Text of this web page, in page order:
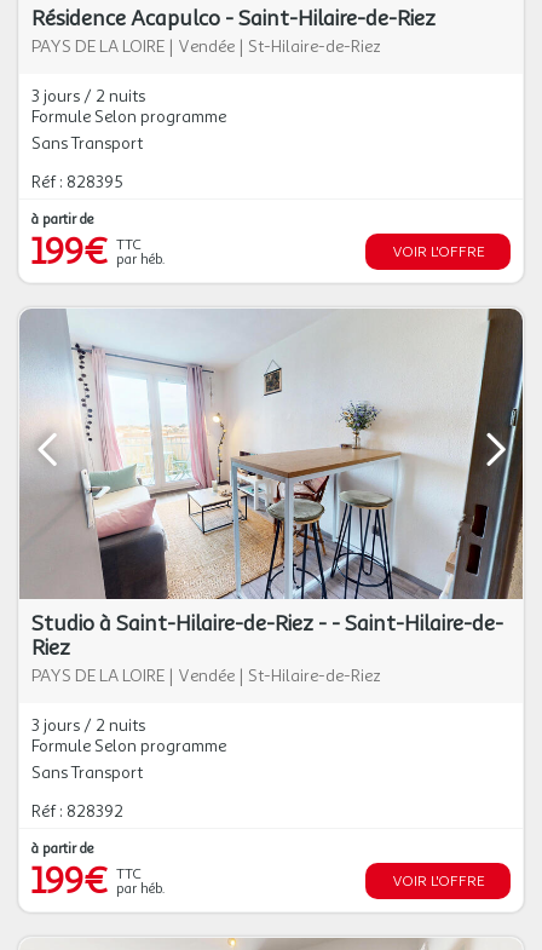
Résidence Acapulco - Saint-Hilaire-de-Riez
PAYS DE LA LOIRE | Vendée | St-Hilaire-de-Riez
3 jours / 2 nuits
Formule Selon programme
Sans Transport
Réf : 828395
à partir de
199€ TTC
par héb.
VOIR L'OFFRE
Studio à Saint-Hilaire-de-Riez - - Saint-Hilaire-de-
Riez
PAYS DE LA LOIRE | Vendée | St-Hilaire-de-Riez
3 jours / 2 nuits
Formule Selon programme
Sans Transport
Réf : 828392
à partir de
199€ TTC
par héb.
VOIR L'OFFRE